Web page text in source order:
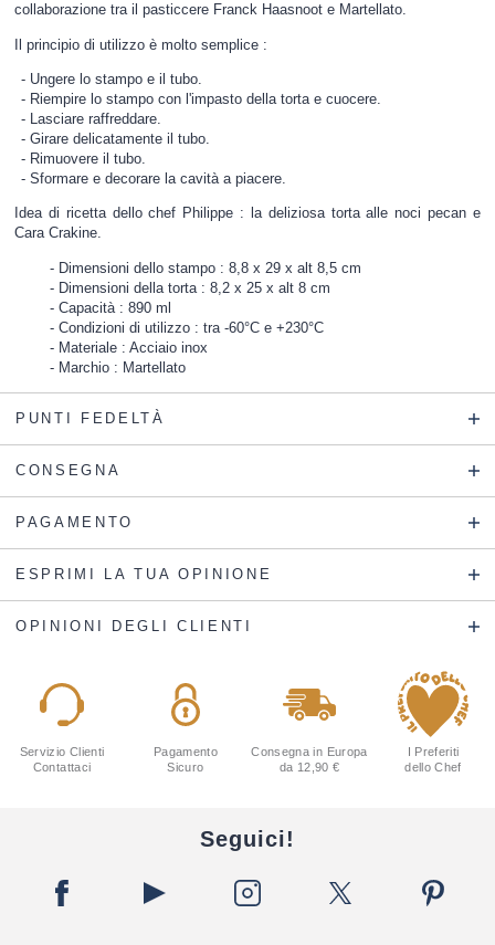
collaborazione tra il pasticcere Franck Haasnoot e Martellato.
Il principio di utilizzo è molto semplice :
Ungere lo stampo e il tubo.
Riempire lo stampo con l'impasto della torta e cuocere.
Lasciare raffreddare.
Girare delicatamente il tubo.
Rimuovere il tubo.
Sformare e decorare la cavità a piacere.
Idea di ricetta dello chef Philippe : la deliziosa torta alle noci pecan e
Cara Crakine.
Dimensioni dello stampo : 8,8 x 29 x alt 8,5 cm
Dimensioni della torta : 8,2 x 25 x alt 8 cm
Capacità : 890 ml
Condizioni di utilizzo : tra -60°C e +230°C
Materiale : Acciaio inox
Marchio : Martellato
PUNTI FEDELTÀ
CONSEGNA
PAGAMENTO
ESPRIMI LA TUA OPINIONE
OPINIONI DEGLI CLIENTI
Servizio Clienti
Contattaci
Pagamento
Sicuro
Consegna in Europa
da 12,90 €
I Preferiti
dello Chef
Seguici!